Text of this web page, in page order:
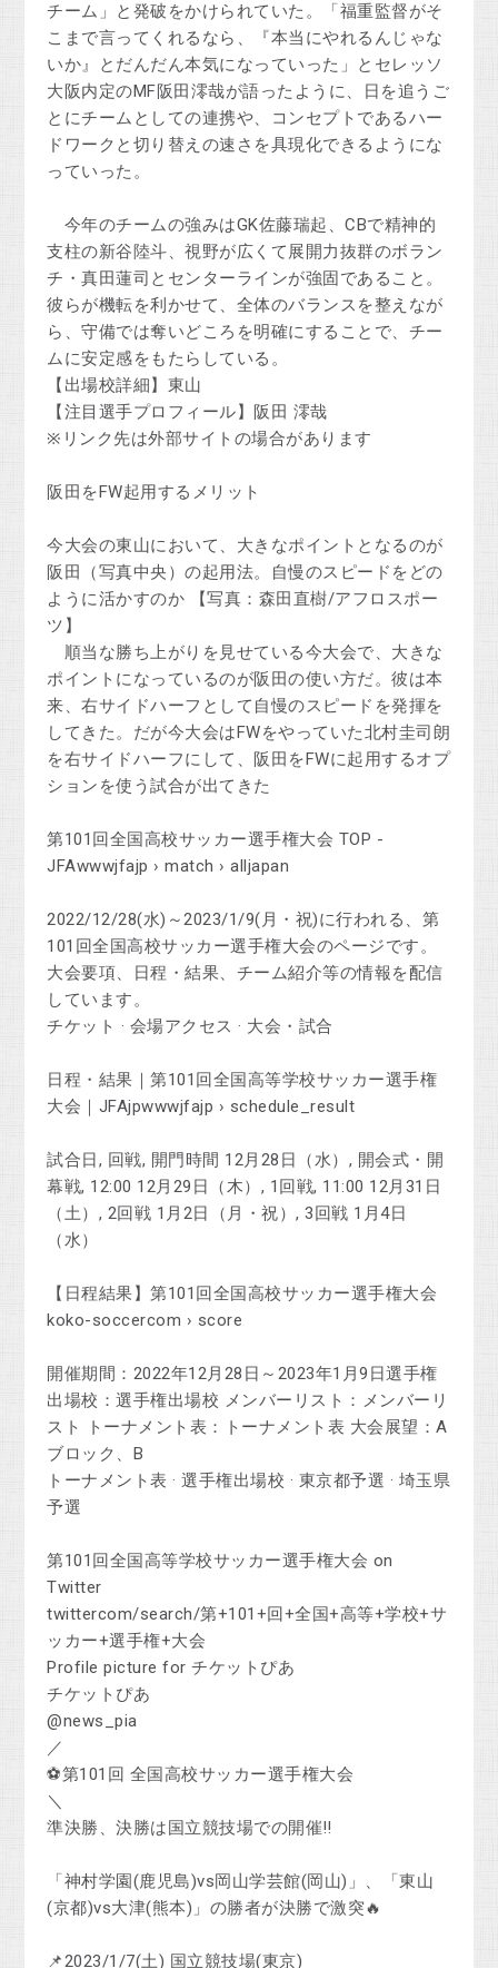
チーム」と発破をかけられていた。「福重監督がそ
こまで言ってくれるなら、『本当にやれるんじゃな
いか』とだんだん本気になっていった」とセレッソ
大阪内定のMF阪田澪哉が語ったように、日を追うご
とにチームとしての連携や、コンセプトであるハー
ドワークと切り替えの速さを具現化できるようにな
っていった。
今年のチームの強みはGK佐藤瑞起、CBで精神的
支柱の新谷陸斗、視野が広くて展開力抜群のボラン
チ・真田蓮司とセンターラインが強固であること。
彼らが機転を利かせて、全体のバランスを整えなが
ら、守備では奪いどころを明確にすることで、チー
ムに安定感をもたらしている。
【出場校詳細】東山
【注目選手プロフィール】阪田 澪哉
※リンク先は外部サイトの場合があります
阪田をFW起用するメリット
今大会の東山において、大きなポイントとなるのが
阪田（写真中央）の起用法。自慢のスピードをどの
ように活かすのか 【写真：森田直樹/アフロスポー
ツ】
順当な勝ち上がりを見せている今大会で、大きな
ポイントになっているのが阪田の使い方だ。彼は本
来、右サイドハーフとして自慢のスピードを発揮を
してきた。だが今大会はFWをやっていた北村圭司朗
を右サイドハーフにして、阪田をFWに起用するオプ
ションを使う試合が出てきた
第101回全国高校サッカー選手権大会 TOP -
JFAwwwjfajp › match › alljapan
2022/12/28(水)～2023/1/9(月・祝)に行われる、第
101回全国高校サッカー選手権大会のページです。
大会要項、日程・結果、チーム紹介等の情報を配信
しています。
‎チケット · ‎会場アクセス · ‎大会・試合
日程・結果｜第101回全国高等学校サッカー選手権
大会｜JFAjpwwwjfajp › schedule_result
試合日, 回戦, 開門時間 12月28日（水）, 開会式・開
幕戦, 12:00 12月29日（木）, 1回戦, 11:00 12月31日
（土）, 2回戦 1月2日（月・祝）, 3回戦 1月4日
（水）
【日程結果】第101回全国高校サッカー選手権大会
koko-soccercom › score
開催期間：2022年12月28日～2023年1月9日選手権
出場校：選手権出場校 メンバーリスト：メンバーリ
スト トーナメント表：トーナメント表 大会展望：A
ブロック、B
‎トーナメント表 · ‎選手権出場校 · ‎東京都予選 · ‎埼玉県
予選
第101回全国高等学校サッカー選手権大会 on
Twitter
twittercom/search/第+101+回+全国+高等+学校+サ
ッカー+選手権+大会
Profile picture for チケットぴあ
チケットぴあ
@news_pia
／
⚽️第101回 全国高校サッカー選手権大会
＼
準決勝、決勝は国立競技場での開催‼
「神村学園(鹿児島)vs岡山学芸館(岡山)」、「東山
(京都)vs大津(熊本)」の勝者が決勝で激突🔥
📌2023/1/7(土) 国立競技場(東京)